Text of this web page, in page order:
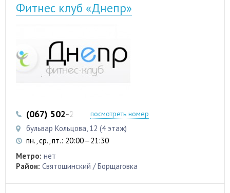
Фитнес клуб «Днепр»
(067) 502-29-69 (067) 527-39-31
посмотреть номер
бульвар Кольцова, 12 (4 этаж)
пн., ср., пт.: 20:00—21:30
Метро: нет
Район: Святошинский / Борщаговка